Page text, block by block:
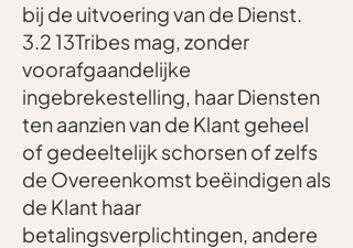
bij de uitvoering van de Dienst.
3.2 13Tribes mag, zonder
voorafgaandelijke
ingebrekestelling, haar Diensten
ten aanzien van de Klant geheel
of gedeeltelijk schorsen of zelfs
de Overeenkomst beëindigen als
de Klant haar
betalingsverplichtingen, andere